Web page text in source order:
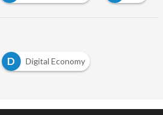
D
Digital Economy